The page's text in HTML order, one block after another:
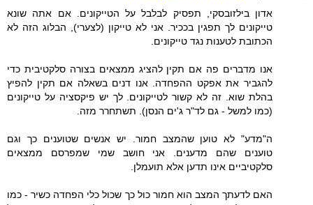
אדון בילזובסקי, תפסיק לבלבל על הטייקונים. אם אתה שונא
טייקונים לך תפגין בככיר. אני לא טייקון (לצערי), הבלוג הזה לא
הכתובת לטענות נגד טייקונים.
אנו מדברים פה אם תקין להציג ממצאים בצורה סלקטיבית כדי
להגביר את אפקט ההפחדה. אנו דנים בשאלה אם תקין להפיץ
בהלת שוא. זה לא קשור לטייקונים. לך יש פיקסציה על טייקונים
(כמו למשל - גם לד"ר ג'ים הנסן). תשתחרר מזה.
ה"מדע" לא טוען שהמצב חמור. יש אנשים שטוענים כך וגם
טוענים שהם מדענים. אני חושב שמי שמפרסם ממצאים
סלקטיביים אינו תדען אלא תועמלן.
האם לדעתך המצב הוא חמור כול כך שכול כלי הפחדה כשיר - כמו